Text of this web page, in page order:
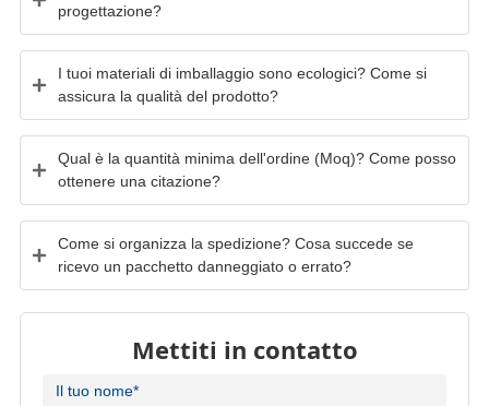
progettazione?
I tuoi materiali di imballaggio sono ecologici? Come si
assicura la qualità del prodotto?
Qual è la quantità minima dell'ordine (Moq)? Come posso
ottenere una citazione?
Come si organizza la spedizione? Cosa succede se
ricevo un pacchetto danneggiato o errato?
Mettiti in contatto